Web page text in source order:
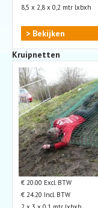
8,5 x 2,8 x 0,2 mtr lxbxh
> Bekijken
Kruipnetten
€ 20.00 Excl. BTW
€ 24.20 Incl. BTW